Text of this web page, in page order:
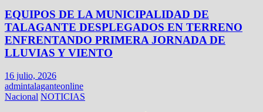
EQUIPOS DE LA MUNICIPALIDAD DE
TALAGANTE DESPLEGADOS EN TERRENO
ENFRENTANDO PRIMERA JORNADA DE
LLUVIAS Y VIENTO
16 julio, 2026
admintalaganteonline
Nacional NOTICIAS